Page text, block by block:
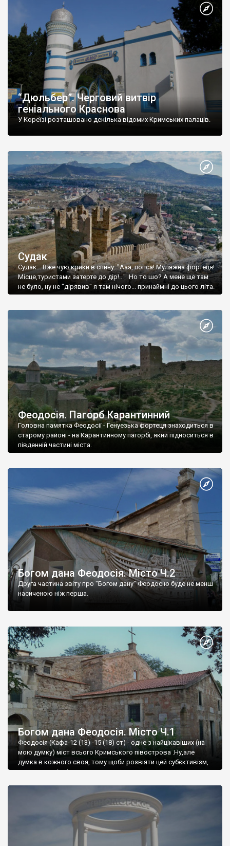
“Дюльбер”. Черговий витвір
геніального Краснова
У Кореїзі розташовано декілька відомих Кримських палаців.
Судак
Судак... Вже чую крики в спину: "Ааа, попса! Муляжна фортеця!
Місце,туристами затерте до дір!..." Но то шо? А мене ще там
не було, ну не "дірявив" я там нічого... принаймні до цього літа.
Феодосія. Пагорб Карантинний
Головна памятка Феодосії - Генуезька фортеця знаходиться в
старому районі - на Карантинному пагорбі, який підноситься в
південній частині міста.
Богом дана Феодосія. Місто Ч.2
Друга частина звіту про "Богом дану" Феодосію буде не менш
насиченою ніж перша.
Богом дана Феодосія. Місто Ч.1
Феодосія (Кафа-12 (13) -15 (18) ст) - одне з найцікавіших (на
мою думку) міст всього Кримського півострова .Ну,але
думка в кожного своя, тому щоби розвіяти цей субєктивізм,
запрошую відвідати це